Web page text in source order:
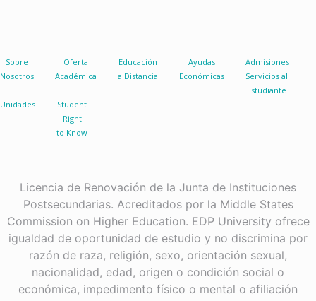
Sobre
Nosotros
Oferta
Académica
Educación
a Distancia
Ayudas
Económicas
Admisiones
Servicios al
Estudiante
Unidades
Student
Right
to Know
Licencia de Renovación de la Junta de Instituciones
Postsecundarias. Acreditados por la Middle States
Commission on Higher Education. EDP University ofrece
igualdad de oportunidad de estudio y no discrimina por
razón de raza, religión, sexo, orientación sexual,
nacionalidad, edad, origen o condición social o
económica, impedimento físico o mental o afiliación